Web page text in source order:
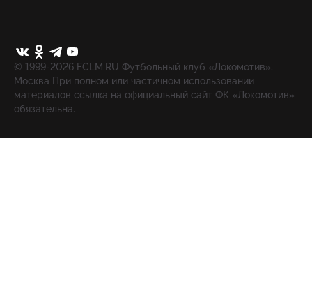
© 1999-2026 FCLM.RU Футбольный клуб «Локомотив»,
Москва При полном или частичном использовании
материалов ссылка на официальный сайт ФК «Локомотив»
обязательна.